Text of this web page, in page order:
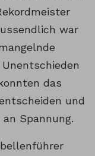
war
das
und
Spannung.